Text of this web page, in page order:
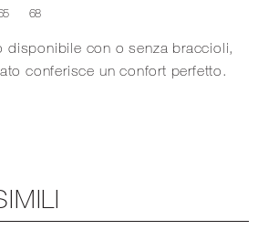
68
disponibile con o senza braccioli,
conferisce un confort perfetto.